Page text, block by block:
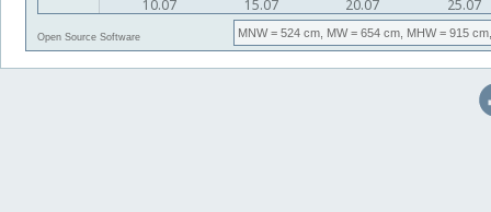
Open Source Software MNW= 524 cm, MW= 654 cm, MHW= 915 cm,